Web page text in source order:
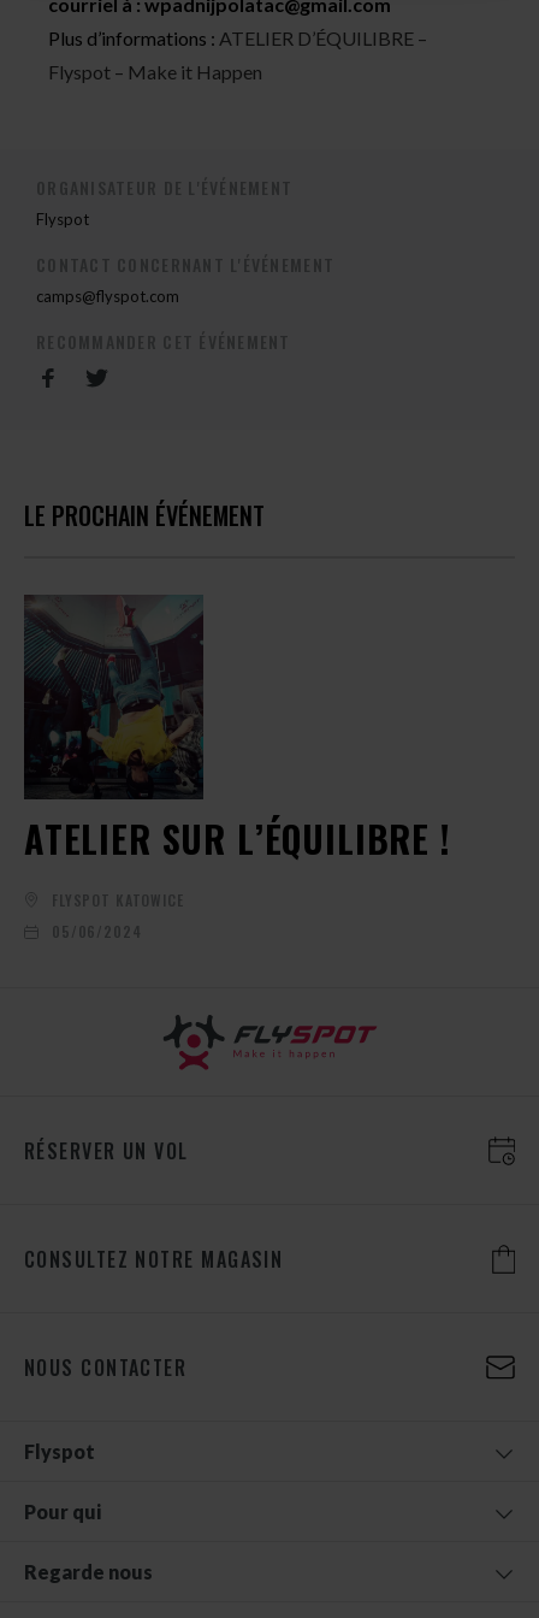
Plus d’informations : ATELIER D’ÉQUILIBRE –
Flyspot – Make it Happen
Flyspot
camps@flyspot.com
LE PROCHAIN ÉVÉNEMENT
ATELIER SUR L’ÉQUILIBRE !
FLYSPOT KATOWICE
05/06/2024
RÉSERVER UN VOL
CONSULTEZ NOTRE MAGASIN
NOUS CONTACTER
Flyspot
Pour qui
Regarde nous